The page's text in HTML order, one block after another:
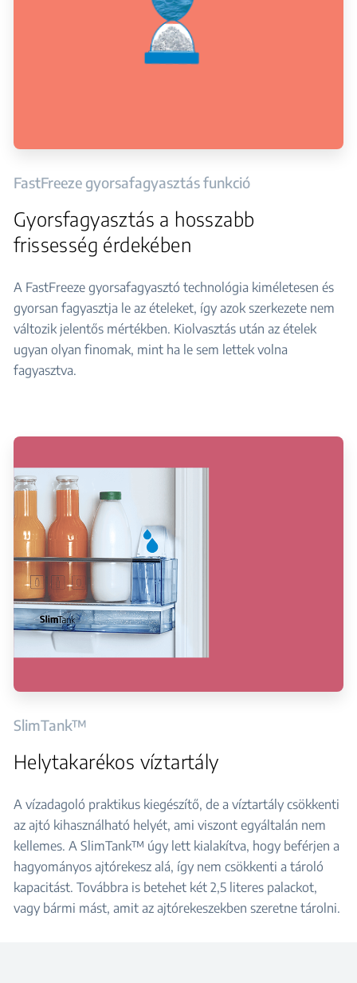
FastFreeze gyorsafagyasztás funkció
Gyorsfagyasztás a hosszabb
frissesség érdekében
A FastFreeze gyorsafagyasztó technológia kiméletesen és
gyorsan fagyasztja le az ételeket, így azok szerkezete nem
változik jelentős mértékben. Kiolvasztás után az ételek
ugyan olyan finomak, mint ha le sem lettek volna
fagyasztva.
SlimTank™
Helytakarékos víztartály
A vízadagoló praktikus kiegészítő, de a víztartály csökkenti
az ajtó kihasználható helyét, ami viszont egyáltalán nem
kellemes. A SlimTank™ úgy lett kialakítva, hogy beférjen a
hagyományos ajtórekesz alá, így nem csökkenti a tároló
kapacitást. Továbbra is betehet két 2,5 literes palackot,
vagy bármi mást, amit az ajtórekeszekben szeretne tárolni.